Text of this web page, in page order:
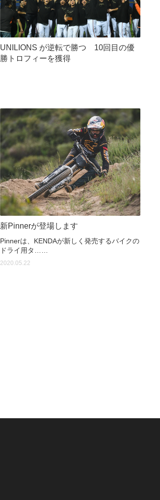
UNILIONS が逆転で勝つ 10回目の優
勝トロフィーを獲得
新Pinnerが登場します
Pinnerは、KENDAが新しく発売するバイクの
ドライ用タ……
2020.05.22